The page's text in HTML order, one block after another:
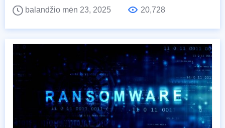
balandžio mėn 23, 2025
20,728